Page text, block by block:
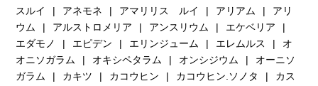
スルイ
アネモネ アマリリス ルイ アリアム
アリ
ウム
アルストロメリア アンスリウム
エケベリア
エダモノ
エピデン エリンジューム エレムルス
オ
オニソガラム
オキシペタラム オンシジウム
オーニソ
ガラム
カキツ カコウヒン カコウヒン.ソノタ
カス